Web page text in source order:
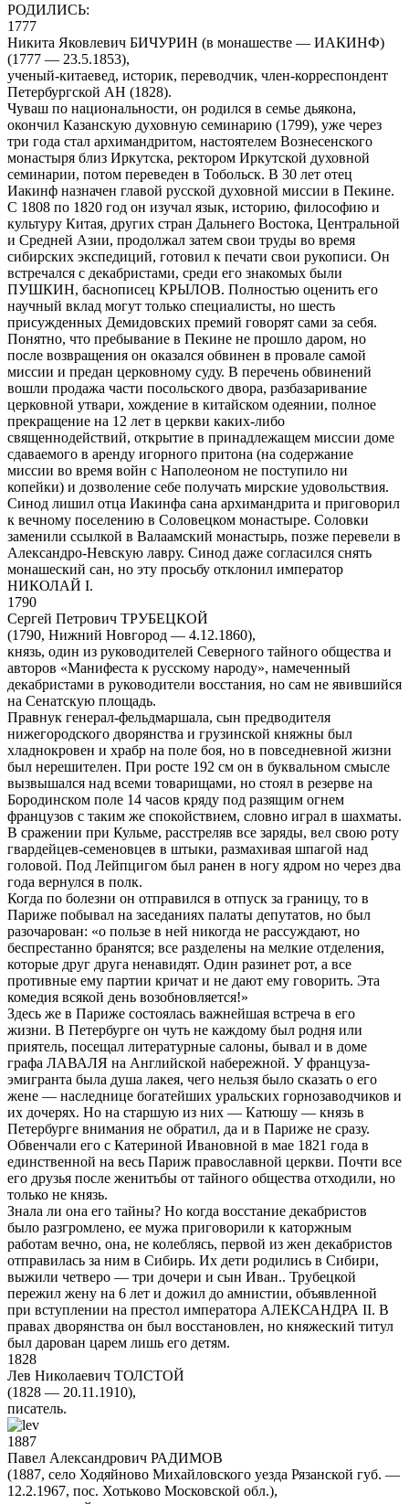
РОДИЛИСЬ:
1777
Никита Яковлевич БИЧУРИН (в монашестве — ИАКИНФ)
(1777 — 23.5.1853),
ученый-китаевед, историк, переводчик, член-корреспондент
Петербургской АН (1828).
Чуваш по национальности, он родился в семье дьякона,
окончил Казанскую духовную семинарию (1799), уже через
три года стал архимандритом, настоятелем Вознесенского
монастыря близ Иркутска, ректором Иркутской духовной
семинарии, потом переведен в Тобольск. В 30 лет отец
Иакинф назначен главой русской духовной миссии в Пекине.
С 1808 по 1820 год он изучал язык, историю, философию и
культуру Китая, других стран Дальнего Востока, Центральной
и Средней Азии, продолжал затем свои труды во время
сибирских экспедиций, готовил к печати свои рукописи. Он
встречался с декабристами, среди его знакомых были
ПУШКИН, баснописец КРЫЛОВ. Полностью оценить его
научный вклад могут только специалисты, но шесть
присужденных Демидовских премий говорят сами за себя.
Понятно, что пребывание в Пекине не прошло даром, но
после возвращения он оказался обвинен в провале самой
миссии и предан церковному суду. В перечень обвинений
вошли продажа части посольского двора, разбазаривание
церковной утвари, хождение в китайском одеянии, полное
прекращение на 12 лет в церкви каких-либо
священнодействий, открытие в принадлежащем миссии доме
сдаваемого в аренду игорного притона (на содержание
миссии во время войн с Наполеоном не поступило ни
копейки) и дозволение себе получать мирские удовольствия.
Синод лишил отца Иакинфа сана архимандрита и приговорил
к вечному поселению в Соловецком монастыре. Соловки
заменили ссылкой в Валаамский монастырь, позже перевели в
Александро-Невскую лавру. Синод даже согласился снять
монашеский сан, но эту просьбу отклонил император
НИКОЛАЙ I.
1790
Сергей Петрович ТРУБЕЦКОЙ
(1790, Нижний Новгород — 4.12.1860),
князь, один из руководителей Северного тайного общества и
авторов «Манифеста к русскому народу», намеченный
декабристами в руководители восстания, но сам не явившийся
на Сенатскую площадь.
Правнук генерал-фельдмаршала, сын предводителя
нижегородского дворянства и грузинской княжны был
хладнокровен и храбр на поле боя, но в повседневной жизни
был нерешителен. При росте 192 см он в буквальном смысле
вызвышался над всеми товарищами, но стоял в резерве на
Бородинском поле 14 часов кряду под разящим огнем
французов с таким же спокойствием, словно играл в шахматы.
В сражении при Кульме, расстреляв все заряды, вел свою роту
гвардейцев-семеновцев в штыки, размахивая шпагой над
головой. Под Лейпцигом был ранен в ногу ядром но через два
года вернулся в полк.
Когда по болезни он отправился в отпуск за границу, то в
Париже побывал на заседаниях палаты депутатов, но был
разочарован: «о пользе в ней никогда не рассуждают, но
беспрестанно бранятся; все разделены на мелкие отделения,
которые друг друга ненавидят. Один разинет рот, а все
противные ему партии кричат и не дают ему говорить. Эта
комедия всякой день возобновляется!»
Здесь же в Париже состоялась важнейшая встреча в его
жизни. В Петербурге он чуть не каждому был родня или
приятель, посещал литературные салоны, бывал и в доме
графа ЛАВАЛЯ на Английской набережной. У француза-
эмигранта была душа лакея, чего нельзя было сказать о его
жене — наследнице богатейших уральских горнозаводчиков и
их дочерях. Но на старшую из них — Катюшу — князь в
Петербурге внимания не обратил, да и в Париже не сразу.
Обвенчали его с Катериной Ивановной в мае 1821 года в
единственной на весь Париж православной церкви. Почти все
его друзья после женитьбы от тайного общества отходили, но
только не князь.
Знала ли она его тайны? Но когда восстание декабристов
было разгромлено, ее мужа приговорили к каторжным
работам вечно, она, не колеблясь, первой из жен декабристов
отправилась за ним в Сибирь. Их дети родились в Сибири,
выжили четверо — три дочери и сын Иван.. Трубецкой
пережил жену на 6 лет и дожил до амнистии, объявленной
при вступлении на престол императора АЛЕКСАНДРА II. В
правах дворянства он был восстановлен, но княжеский титул
был дарован царем лишь его детям.
1828
Лев Николаевич ТОЛСТОЙ
(1828 — 20.11.1910),
писатель.
1887
Павел Александрович РАДИМОВ
(1887, село Ходяйново Михайловского уезда Рязанской губ. —
12.2.1967, пос. Хотьково Московской обл.),